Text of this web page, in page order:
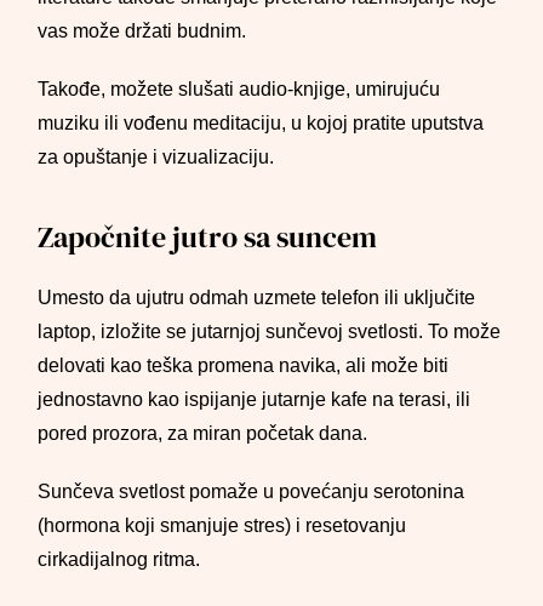
vas može držati budnim.
Takođe, možete slušati audio-knjige, umirujuću
muziku ili vođenu meditaciju, u kojoj pratite uputstva
za opuštanje i vizualizaciju.
Započnite jutro sa suncem
Umesto da ujutru odmah uzmete telefon ili uključite
laptop, izložite se jutarnjoj sunčevoj svetlosti. To može
delovati kao teška promena navika, ali može biti
jednostavno kao ispijanje jutarnje kafe na terasi, ili
pored prozora, za miran početak dana.
Sunčeva svetlost pomaže u povećanju serotonina
(hormona koji smanjuje stres) i resetovanju
cirkadijalnog ritma.